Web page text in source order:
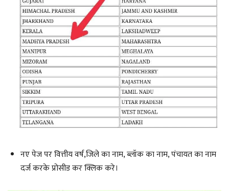
नए पेज पर वित्तीय वर्ष,जिले का नाम, ब्लॉक का नाम, पंचायत का नाम
दर्ज करके प्रोसीड कर क्लिक करे।